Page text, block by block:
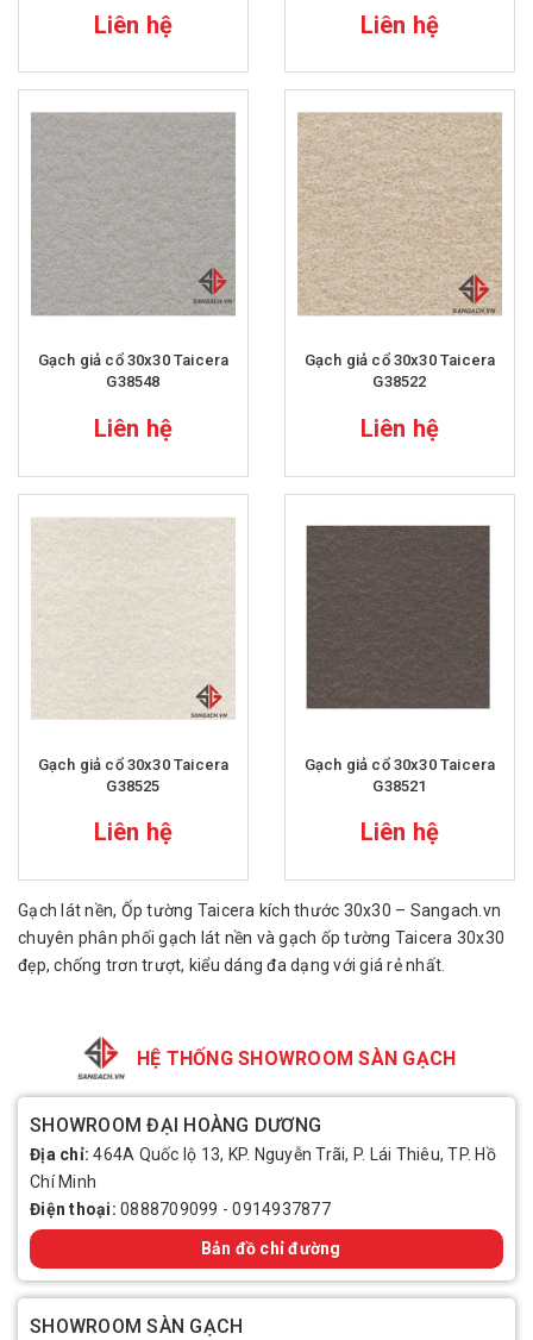
Liên hệ Liên hệ
Gạch giả cổ 30x30 Taicera
G38548
Liên hệ
Gạch giả cổ 30x30 Taicera
G38522
Liên hệ
Gạch giả cổ 30x30 Taicera
G38525
Liên hệ
Gạch giả cổ 30x30 Taicera
G38521
Liên hệ
Gạch lát nền, Ốp tường Taicera kích thước 30x30 – Sangach.vn
chuyên phân phối gạch lát nền và gạch ốp tường Taicera 30x30
đẹp, chống trơn trượt, kiểu dáng đa dạng với giá rẻ nhất.
HỆ THỐNG SHOWROOM SÀN GẠCH
SHOWROOM ĐẠI HOÀNG DƯƠNG
Địa chỉ:464A Quốc lộ 13, KP. Nguyễn Trãi, P. Lái Thiêu, TP. Hồ
Chí Minh
Điện thoại: 0888709099 -0914937877
Bản đồ chỉ đường
SHOWROOM SÀN GẠCH